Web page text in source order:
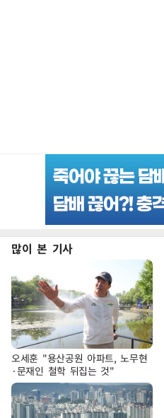
많이 본 기사
오세훈 "용산공원 아파트, 노무현
·문재인 철학 뒤집는 것"